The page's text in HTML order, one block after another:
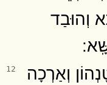
וְהוּבַד
׃
12
וְאַרְכָה